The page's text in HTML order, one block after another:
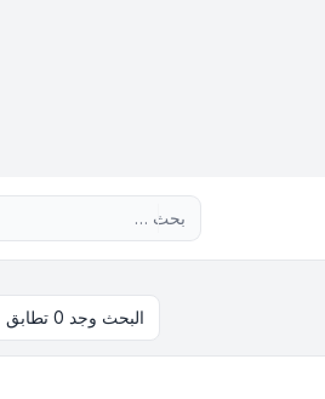
البحث وجد 0 تطابق • صفحة